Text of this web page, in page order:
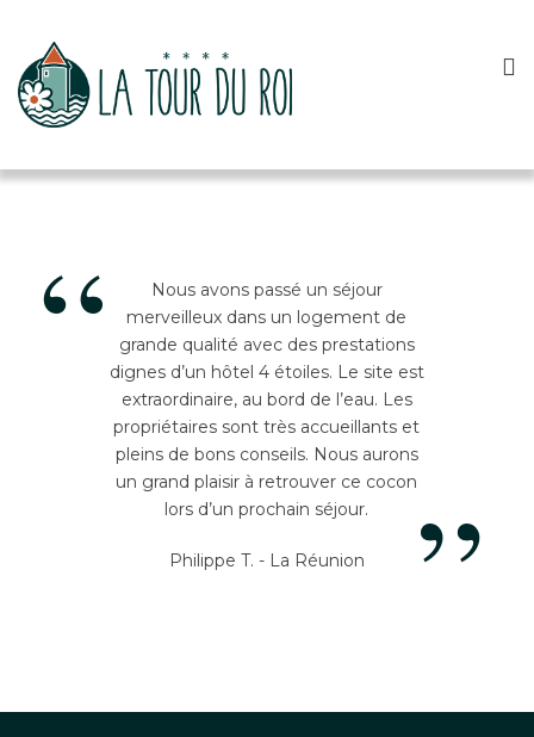
“
Nous avons passé un séjour
merveilleux dans un logement de
grande qualité avec des prestations
dignes d’un hôtel 4 étoiles. Le site est
extraordinaire, au bord de l’eau. Les
propriétaires sont très accueillants et
pleins de bons conseils. Nous aurons
un grand plaisir à retrouver ce cocon
lors d’un prochain séjour.
”
Philippe T. - La Réunion